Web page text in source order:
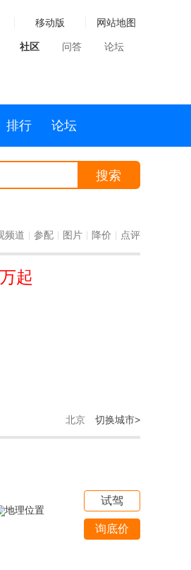
移动版 网站地图
社区 问答 论坛
排行 论坛
搜索
频道 参配 图片 降价 点评
起
北京 切换城市>
试驾
询底价